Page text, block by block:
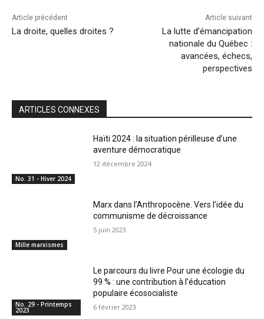
Article précédent
La droite, quelles droites ?
Article suivant
La lutte d’émancipation
nationale du Québec :
avancées, échecs,
perspectives
ARTICLES CONNEXES
No. 31 - Hiver 2024
Haïti 2024 : la situation périlleuse d’une
aventure démocratique
12 décembre 2024
Mille marxismes
Marx dans l’Anthropocène. Vers l’idée du
communisme de décroissance
5 juin 2023
No. 29 - Printemps
2023
Le parcours du livre Pour une écologie du
99 % : une contribution à l’éducation
populaire écosocialiste
6 février 2023